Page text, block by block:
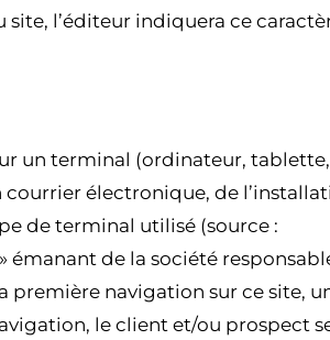
l’éditeur indiquera ce
un terminal (ordinateur, tablette,
électronique, de
de terminal utilisé (source :
émanant de la société
première navigation sur ce site,
le client et/ou prospect